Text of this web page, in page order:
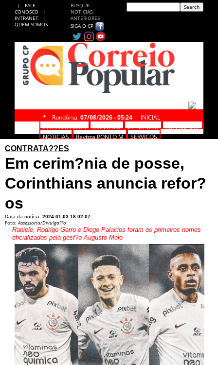
|
FALE
CONOSCO
|
INTRANET
|
QUEM SOMOS
BUSQUE
NOTÍCIAS
ANTERIORES
SIGA O CP
* Rondônia, 07/08/2026 - 05:24
INICIAL
CLASSIFICADOS
CONTATO CP NA WEB
EXPEDIENTE
NOTÍCIAS
Revista PONTO M
SERVIÇOS
CONTRATA??ES
Em cerim?nia de posse,
Corinthians anuncia refor?
os
Data da notícia: 2024-01-03 18:02:07
Foto:Assessoria/Divulga??o
Raniele, Rodrigo Garro e Diego Palacios foram os primeiros nomes
oficializados pela gest?o Augusto Melo